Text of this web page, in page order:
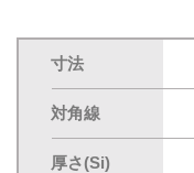
寸法
対角線
厚さ(Si)